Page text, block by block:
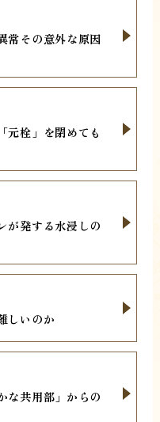
常その意外な原因
元栓」を閉めても
が発する水浸しの
しいのか
な共用部」からの